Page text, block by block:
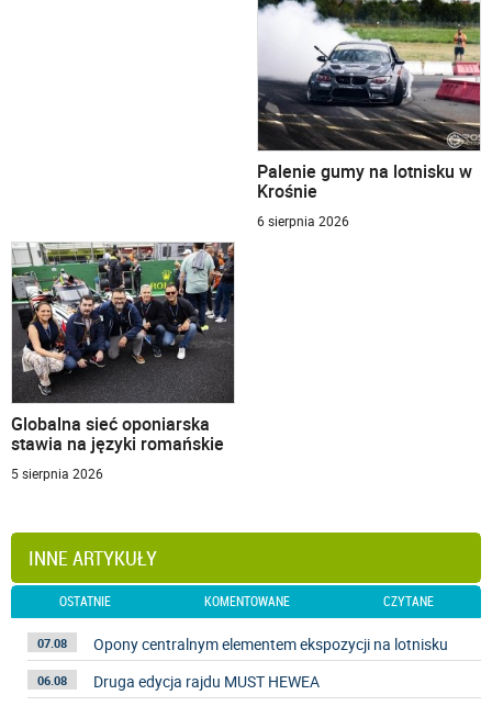
Palenie gumy na lotnisku w
Krośnie
6 sierpnia 2026
Globalna sieć oponiarska
stawia na języki romańskie
5 sierpnia 2026
INNE ARTYKUŁY
OSTATNIE KOMENTOWANE CZYTANE
07.08 Opony centralnym elementem ekspozycji na lotnisku
06.08 Druga edycja rajdu MUST HEWEA